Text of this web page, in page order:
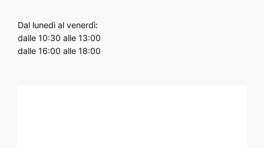
Dal lunedì al venerdì:
dalle 10:30 alle 13:00
dalle 16:00 alle 18:00